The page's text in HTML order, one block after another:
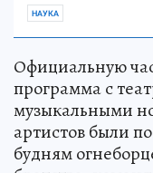
НАУКА
Официальную
программа с
музыкальными
артистов были
будням